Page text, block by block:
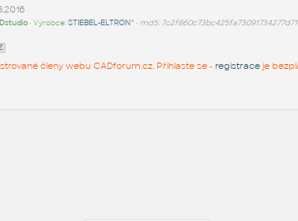
• Výrobce:STIEBEL-ELTRON^ • md5:
členy webu CADforum.cz. Přihlaste se - registraceje